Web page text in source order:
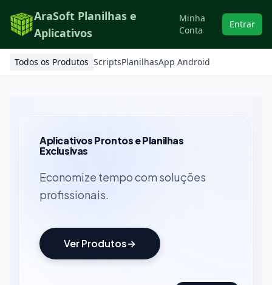
AraSoft Planilhas e
Aplicativos
Minha
Conta
Entrar
Todos os Produtos ScriptsPlanilhasApp Android
Aplicativos Prontos e Planilhas
Exclusivas
Economize tempo com soluções
profissionais.
Ver Produtos→